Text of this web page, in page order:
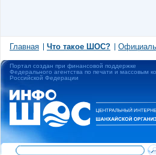
Главная Что такое ШОС?
Портал создан при финансовой поддержке
Федерального агентства по печати и массовым
Российской Федерации